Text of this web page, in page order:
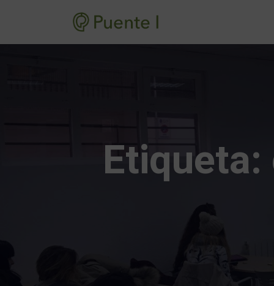
Etiqueta: